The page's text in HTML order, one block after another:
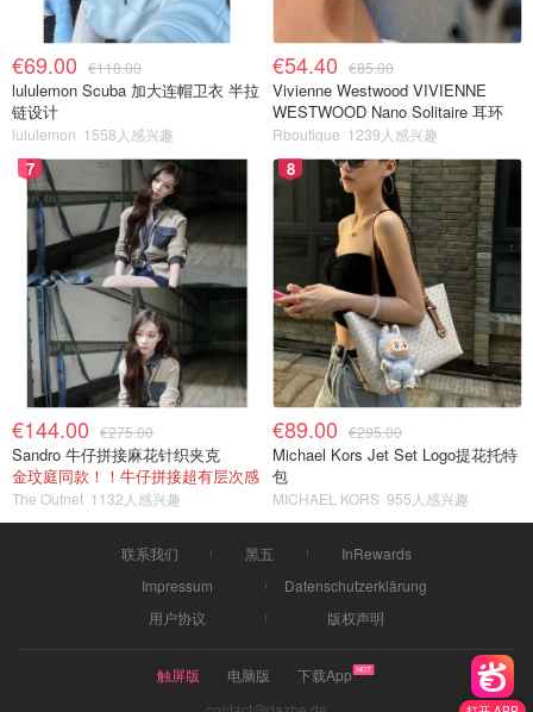
€69.00 €118.00
lululemon Scuba 加大连帽卫衣 半拉
链设计
lululemon 1558人感兴趣
€54.40 €85.00
Vivienne Westwood VIVIENNE
WESTWOOD Nano Solitaire 耳环
Rboutique 1239人感兴趣
7
€144.00 €275.00
Sandro 牛仔拼接麻花针织夹克
金玟庭同款！！牛仔拼接超有层次感
The Outnet 1132人感兴趣
8
€89.00 €295.00
Michael Kors Jet Set Logo提花托特
包
MICHAEL KORS 955人感兴趣
联系我们 黑五
InRewards
Impressum
Datenschutzerklärung
用户协议
版权声明
触屏版 电脑版
下载App